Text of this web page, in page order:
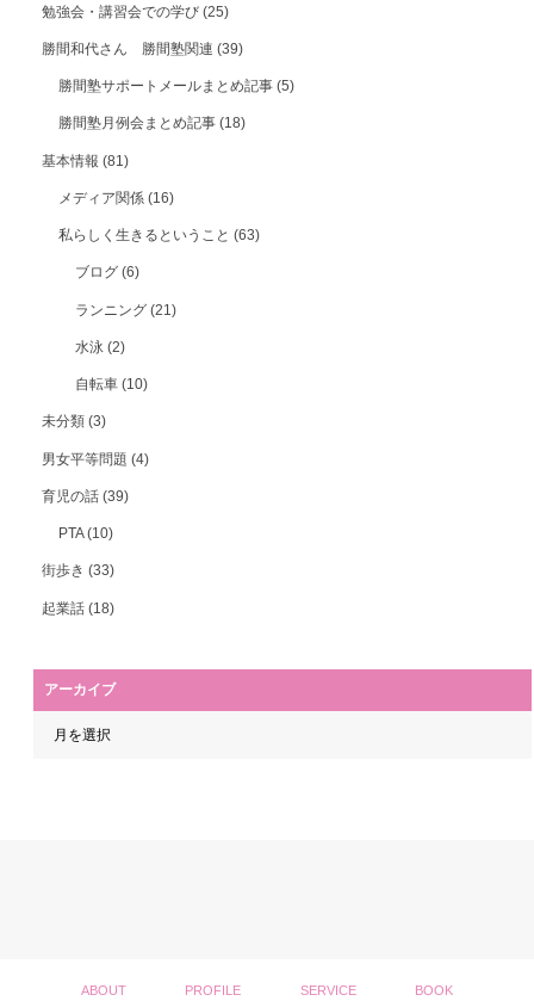
勉強会・講習会での学び(25)
勝間和代さん 勝間塾関連(39)
勝間塾サポートメールまとめ記事(5)
勝間塾月例会まとめ記事(18)
基本情報(81)
メディア関係(16)
私らしく生きるということ(63)
ブログ(6)
ランニング(21)
水泳(2)
自転車(10)
未分類(3)
男女平等問題(4)
育児の話(39)
PTA(10)
街歩き(33)
起業話(18)
アーカイブ
ABOUT PROFILE SERVICE BOOK